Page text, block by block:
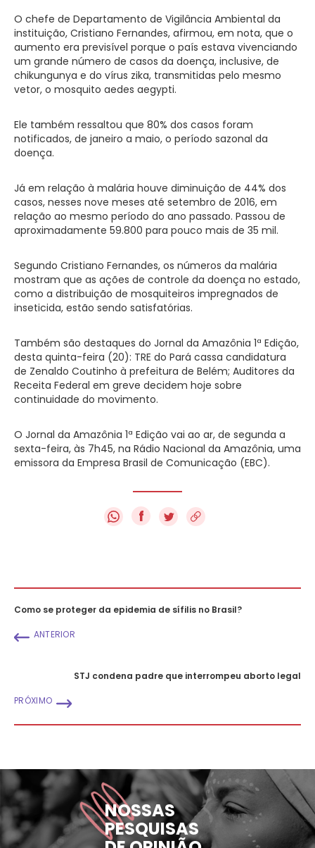
O chefe de Departamento de Vigilância Ambiental da
instituição, Cristiano Fernandes, afirmou, em nota, que o
aumento era previsível porque o país estava vivenciando
um grande número de casos da doença, inclusive, de
chikungunya e do vírus zika, transmitidas pelo mesmo
vetor, o mosquito aedes aegypti.
Ele também ressaltou que 80% dos casos foram
notificados, de janeiro a maio, o período sazonal da
doença.
Já em relação à malária houve diminuição de 44% dos
casos, nesses nove meses até setembro de 2016, em
relação ao mesmo período do ano passado. Passou de
aproximadamente 59.800 para pouco mais de 35 mil.
Segundo Cristiano Fernandes, os números da malária
mostram que as ações de controle da doença no estado,
como a distribuição de mosquiteiros impregnados de
inseticida, estão sendo satisfatórias.
Também são destaques do Jornal da Amazônia 1ª Edição,
desta quinta-feira (20): TRE do Pará cassa candidatura
de Zenaldo Coutinho à prefeitura de Belém; Auditores da
Receita Federal em greve decidem hoje sobre
continuidade do movimento.
O Jornal da Amazônia 1ª Edição vai ao ar, de segunda a
sexta-feira, às 7h45, na Rádio Nacional da Amazônia, uma
emissora da Empresa Brasil de Comunicação (EBC).
f
Como se proteger da epidemia de sífilis no Brasil?
ANTERIOR
STJ condena padre que interrompeu aborto legal
PRÓXIMO
NOSSAS
PESQUISAS